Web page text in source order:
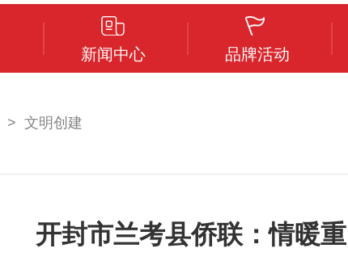
新闻中心 品牌活动
文明创建
开封市兰考县侨联：情暖